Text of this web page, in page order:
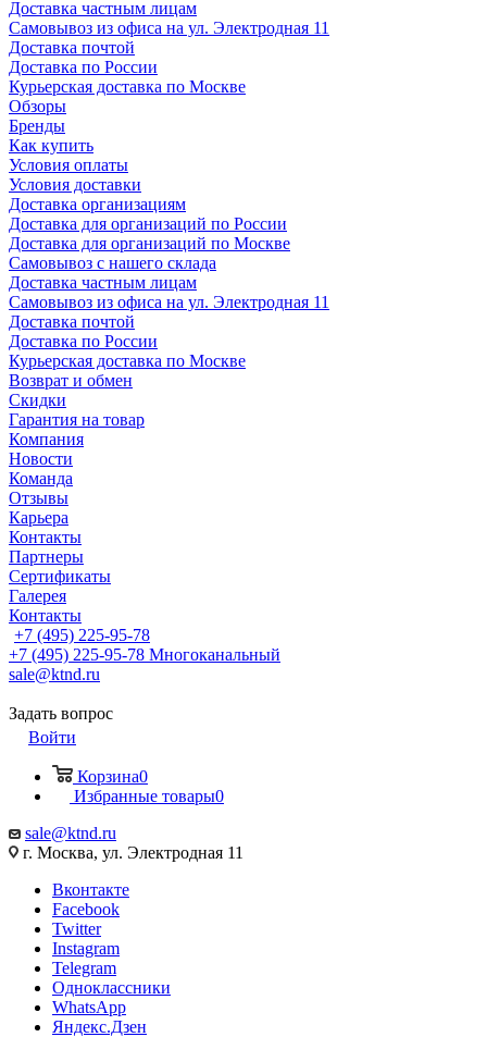
Доставка частным лицам
Самовывоз из офиса на ул. Электродная 11
Доставка почтой
Доставка по России
Курьерская доставка по Москве
Обзоры
Бренды
Как купить
Условия оплаты
Условия доставки
Доставка организациям
Доставка для организаций по России
Доставка для организаций по Москве
Самовывоз с нашего склада
Доставка частным лицам
Самовывоз из офиса на ул. Электродная 11
Доставка почтой
Доставка по России
Курьерская доставка по Москве
Возврат и обмен
Скидки
Гарантия на товар
Компания
Новости
Команда
Отзывы
Карьера
Контакты
Партнеры
Сертификаты
Галерея
Контакты
+7 (495) 225-95-78
+7 (495) 225-95-78 Многоканальный
sale@ktnd.ru
Задать вопрос
Войти
Корзина0
Избранные товары0
sale@ktnd.ru
г. Москва, ул. Электродная 11
Вконтакте
Facebook
Twitter
Instagram
Telegram
Одноклассники
WhatsApp
Яндекс.Дзен